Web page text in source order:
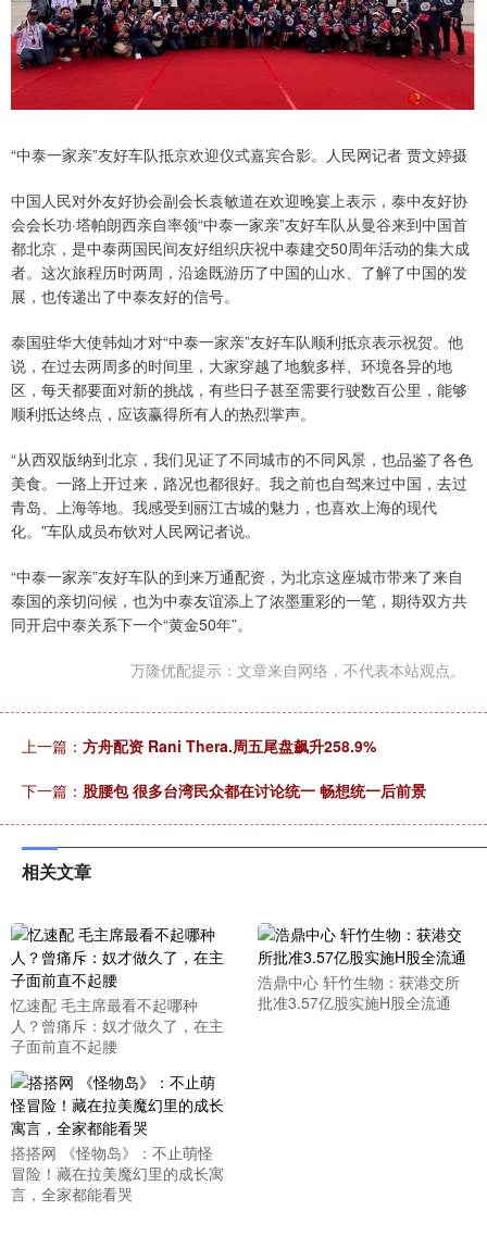
“中泰一家亲”友好车队抵京欢迎仪式嘉宾合影。人民网记者 贾文婷摄
中国人民对外友好协会副会长袁敏道在欢迎晚宴上表示，泰中友好协
会会长功·塔帕朗西亲自率领“中泰一家亲”友好车队从曼谷来到中国首
都北京，是中泰两国民间友好组织庆祝中泰建交50周年活动的集大成
者。这次旅程历时两周，沿途既游历了中国的山水、了解了中国的发
展，也传递出了中泰友好的信号。
泰国驻华大使韩灿才对“中泰一家亲”友好车队顺利抵京表示祝贺。他
说，在过去两周多的时间里，大家穿越了地貌多样、环境各异的地
区，每天都要面对新的挑战，有些日子甚至需要行驶数百公里，能够
顺利抵达终点，应该赢得所有人的热烈掌声。
“从西双版纳到北京，我们见证了不同城市的不同风景，也品鉴了各色
美食。一路上开过来，路况也都很好。我之前也自驾来过中国，去过
青岛、上海等地。我感受到丽江古城的魅力，也喜欢上海的现代
化。”车队成员布钦对人民网记者说。
“中泰一家亲”友好车队的到来万通配资，为北京这座城市带来了来自
泰国的亲切问候，也为中泰友谊添上了浓墨重彩的一笔，期待双方共
同开启中泰关系下一个“黄金50年”。
万隆优配提示：文章来自网络，不代表本站观点。
上一篇： 方舟配资 Rani Thera.周五尾盘飙升258.9%
下一篇： 股腰包 很多台湾民众都在讨论统一 畅想统一后前景
相关文章
忆速配 毛主席最看不起哪种
人？曾痛斥：奴才做久了，在主
子面前直不起腰
浩鼎中心 轩竹生物：获港交所
批准3.57亿股实施H股全流通
搭搭网 《怪物岛》：不止萌怪
冒险！藏在拉美魔幻里的成长寓
言，全家都能看哭